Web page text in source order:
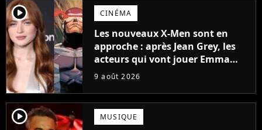
player2 CINÉMA
Les nouveaux X-Men sont en
approche : après Jean Grey, les
acteurs qui vont jouer Emma
Frost et Cyclope trouvés !
9 août 2026
player2 MUSIQUE